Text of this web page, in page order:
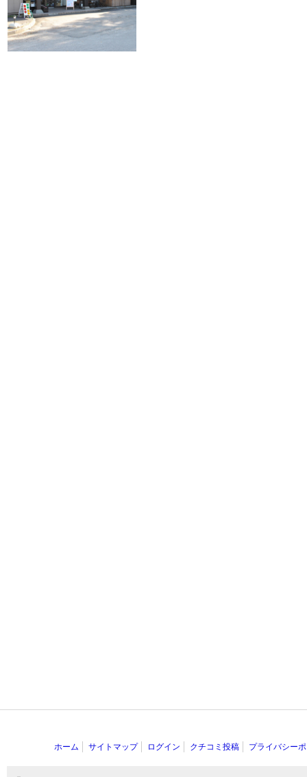
ホーム サイトマップ ログイン クチコミ投稿 プライバシー